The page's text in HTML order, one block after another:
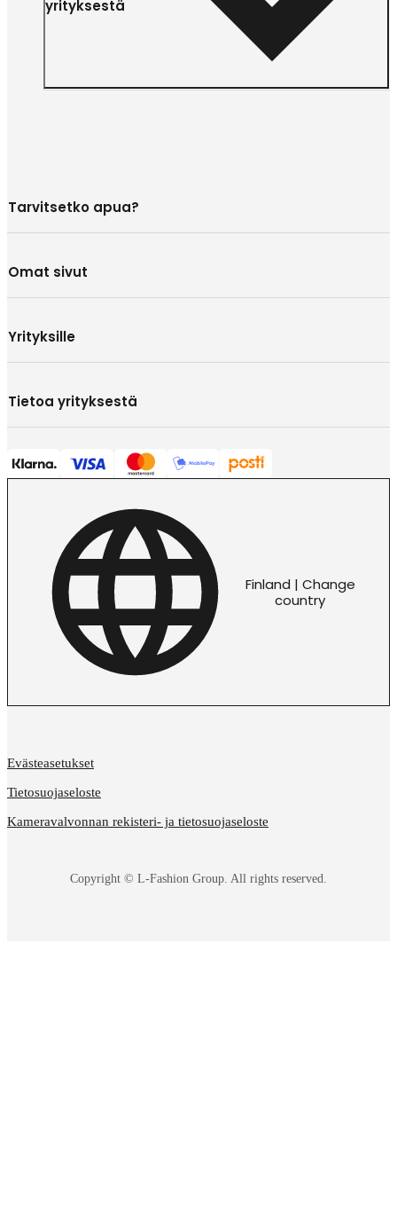
yrityksestä
Tarvitsetko apua?
Omat sivut
Yrityksille
Tietoa yrityksestä
Finland | Change
country
Copyright © L-Fashion Group. All rights reserved.
Evästeasetukset
Tietosuojaseloste
Kameravalvonnan rekisteri- ja tietosuojaseloste